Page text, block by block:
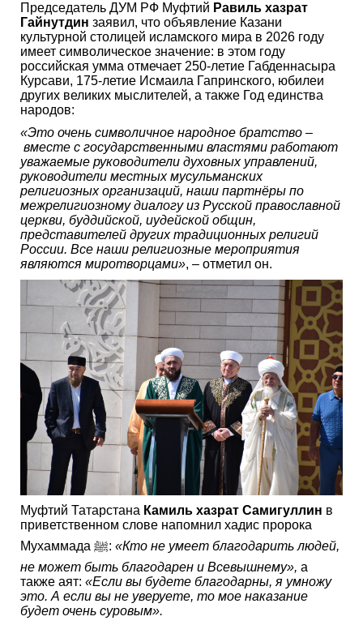
Председатель ДУМ РФ Муфтий Равиль хазрат
Гайнутдин заявил, что объявление Казани
культурной столицей исламского мира в 2026 году
имеет символическое значение: в этом году
российская умма отмечает 250-летие Габденнасыра
Курсави, 175-летие Исмаила Гапринского, юбилеи
других великих мыслителей, а также Год единства
народов:
«Это очень символичное народное братство –
вместе с государственными властями работают
уважаемые руководители духовных управлений,
руководители местных мусульманских
религиозных организаций, наши партнёры по
межрелигиозному диалогу из Русской православной
церкви, буддийской, иудейской общин,
представителей других традиционных религий
России. Все наши религиозные мероприятия
являются миротворцами», – отметил он.
Муфтий Татарстана Камиль хазрат Самигуллин в
приветственном слове напомнил хадис пророка
Мухаммада ﷺ: «Кто не умеет благодарить людей,
не может быть благодарен и Всевышнему», а
также аят: «Если вы будете благодарны, я умножу
это. А если вы не уверуете, то мое наказание
будет очень суровым».